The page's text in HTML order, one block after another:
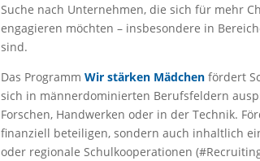
Suche nach Unternehmen, die sich für mehr
engagieren möchten – insbesondere in
sind.
Das Programm Wir stärken Mädchen fördert
sich in männerdominierten Berufsfeldern
Forschen, Handwerken oder in der Technik.
finanziell beteiligen, sondern auch inhaltlich
oder regionale Schulkooperationen